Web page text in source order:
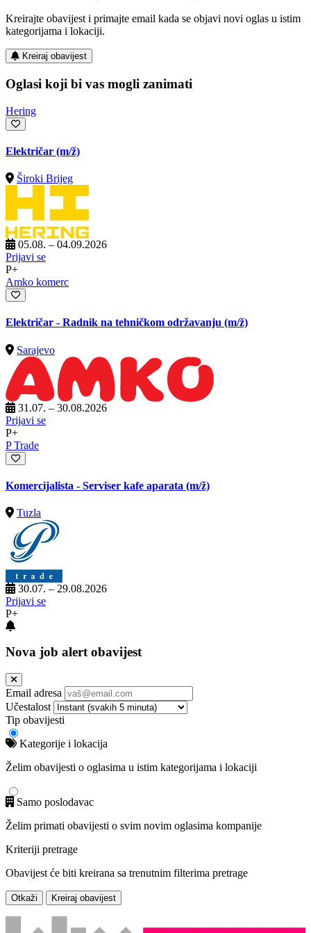
Kreirajte obavijest i primajte email kada se objavi novi oglas u istim
kategorijama i lokaciji.
Kreiraj obavijest
Oglasi koji bi vas mogli zanimati
Hering
Električar (m/ž)
Široki Brijeg
05.08. – 04.09.2026
Prijavi se
P+
Amko komerc
Električar - Radnik na tehničkom održavanju (m/ž)
Sarajevo
31.07. – 30.08.2026
Prijavi se
P+
P Trade
Komercijalista - Serviser kafe aparata (m/ž)
Tuzla
30.07. – 29.08.2026
Prijavi se
P+
Nova job alert obavijest
Email adresa
Učestalost
Tip obavijesti
Kategorije i lokacija
Želim obavijesti o oglasima u istim kategorijama i lokaciji
Samo poslodavac
Želim primati obavijesti o svim novim oglasima kompanije
Kriteriji pretrage
Obavijest će biti kreirana sa trenutnim filterima pretrage
Otkaži Kreiraj obavijest